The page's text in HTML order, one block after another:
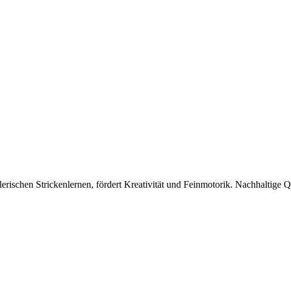
Strickenlernen, fördert Kreativität und Feinmotorik. Nachhaltige